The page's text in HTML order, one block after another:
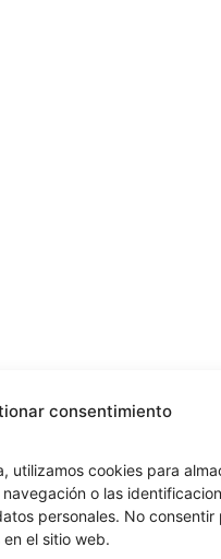
consentimiento
utilizamos cookies para
o las
personales. No
el sitio web.